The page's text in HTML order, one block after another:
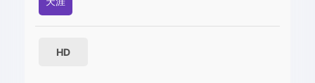
HD